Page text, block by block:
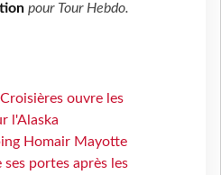
pour Tour Hebdo.
ouvre les
l'Alaska
Homair Mayotte
portes après les